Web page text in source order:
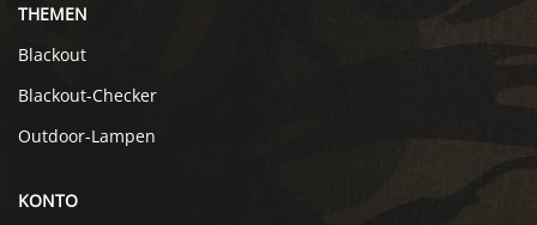
THEMEN
Blackout
Blackout-Checker
Outdoor-Lampen
KONTO